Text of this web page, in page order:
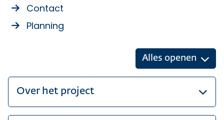
Contact
Planning
Alles openen
Over het project